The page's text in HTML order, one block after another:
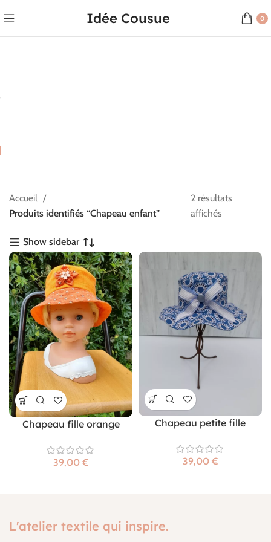
Idée Cousue 0
Accueil
Produits identifiés “Chapeau enfant”
2 résultats
affichés
Show sidebar
Chapeau fille orange
€
Chapeau petite fille
€
L'atelier textile qui inspire.